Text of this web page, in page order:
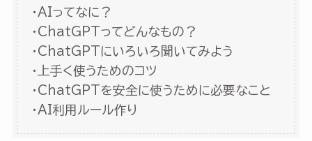
・AIってなに？
・ChatGPTってどんなもの？
・ChatGPTにいろいろ聞いてみよう
・上手く使うためのコツ
・ChatGPTを安全に使うために必要なこと
・AI利用ルール作り